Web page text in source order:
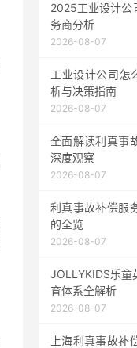
2025工业设计公
务商分析
2026-08-07
工业设计公司怎
析与决策指南
2026-08-07
全面解读利真事
深度观察
2026-08-07
利真事故补偿服
的全览
2026-08-07
JOLLYKIDS乐童
育体系全解析
2026-08-07
上海利真事故补